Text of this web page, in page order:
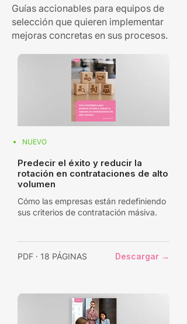
Guías accionables para equipos de
selección que quieren implementar
mejoras concretas en sus procesos.
NUEVO
Predecir el éxito y reducir la
rotación en contrataciones de alto
volumen
Cómo las empresas están redefiniendo
sus criterios de contratación másiva.
PDF · 18 PÁGINAS Descargar →